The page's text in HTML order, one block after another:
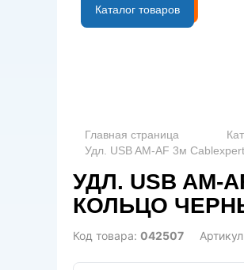
B2B портал
Каталог товаров
Главная страница
Удл. USB AM-AF 3м
УДЛ. USB AM-
КОЛЬЦО
Код товара: 042507